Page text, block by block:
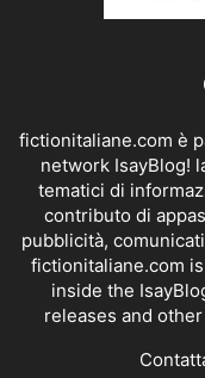
fictionitaliane.com è
network IsayBlog!
tematici di
contributo di
pubblicità,
fictionitaliane.com is
inside the
releases and